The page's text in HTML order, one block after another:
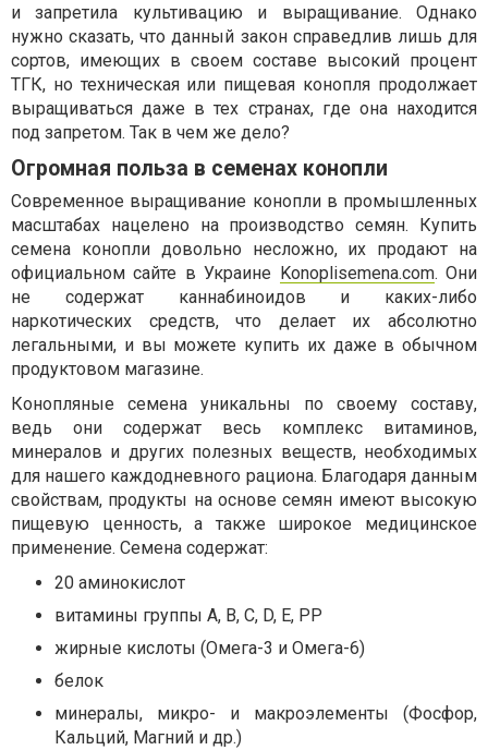
и запретила культивацию и выращивание. Однако
нужно сказать, что данный закон справедлив лишь для
сортов, имеющих в своем составе высокий процент
ТГК, но техническая или пищевая конопля продолжает
выращиваться даже в тех странах, где она находится
под запретом. Так в чем же дело?
Огромная польза в семенах конопли
Современное выращивание конопли в промышленных
масштабах нацелено на производство семян. Купить
семена конопли довольно несложно, их продают на
официальном сайте в Украине Konoplisemena.com. Они
не содержат каннабиноидов и каких-либо
наркотических средств, что делает их абсолютно
легальными, и вы можете купить их даже в обычном
продуктовом магазине.
Конопляные семена уникальны по своему составу,
ведь они содержат весь комплекс витаминов,
минералов и других полезных веществ, необходимых
для нашего каждодневного рациона. Благодаря данным
свойствам, продукты на основе семян имеют высокую
пищевую ценность, а также широкое медицинское
применение. Семена содержат:
20 аминокислот
витамины группы А, В, С, D, E, РР
жирные кислоты (Омега-3 и Омега-6)
белок
минералы, микро- и макроэлементы (Фосфор,
Кальций, Магний и др.)